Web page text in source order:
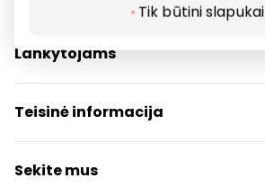
Tik būtini slapukai
Paslaugos
Restoranai ir kavinės
Lankytojams
PC planas
Draugiški gyvūnams
Kontaktai
Akcijos
Teisinė informacija
Prekybos centro taisyklės
Slapukų politika
Sekite mus